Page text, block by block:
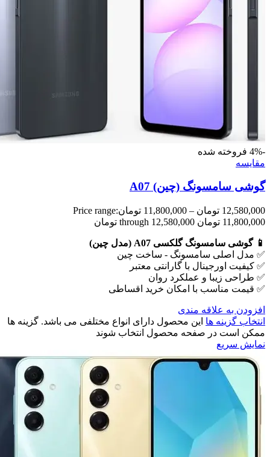
-4%
فروخته شده
مقايسه
گوشی سامسونگ (چین) A07
12,580,000 تومان –
11,800,000 تومانPrice range:
11,800,000 تومان through 12,580,000 تومان
📱 گوشی سامسونگ گلکسی A07 (مدل چین)
✅ مدل اصلی سامسونگ - ساخت چین
✅ کیفیت اورجینال با گارانتی معتبر
✅ طراحی زیبا و عملکرد روان
✅ قیمت مناسب با امکان خرید اقساطی
افزودن به علاقه مندی
انتخاب گزینه ها این محصول دارای انواع مختلفی می باشد. گزینه ها
ممکن است در صفحه محصول انتخاب شوند
نمایش سریع